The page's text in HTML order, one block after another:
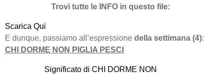
Trovi tutte le INFO in questo file:
Scarica Qui
E dunque, passiamo all’espressione della settimana (4):
CHI DORME NON PIGLIA PESCI
Significato di CHI DORME NON